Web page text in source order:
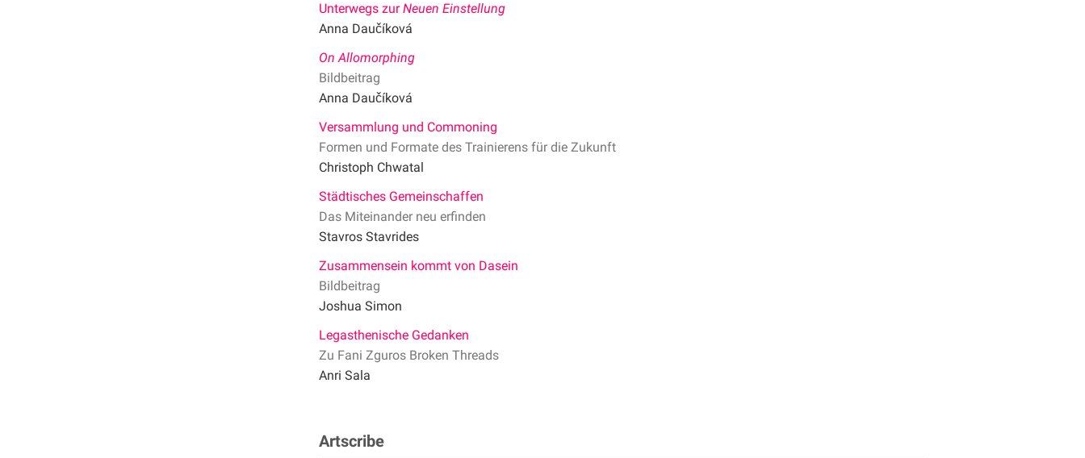
Unterwegs zurNeuen Einstellung
Anna Daučíková
On Allomorphing
Bildbeitrag
Anna Daučíková
Versammlung und Commoning
Formen und Formate des Trainierens für die Zukunft
Christoph Chwatal
Städtisches Gemeinschaffen
Das Miteinander neu erfinden
Stavros Stavrides
Zusammensein kommt von Dasein
Bildbeitrag
Joshua Simon
Legasthenische Gedanken
Zu Fani Zguros Broken Threads
Anri Sala
Artscribe